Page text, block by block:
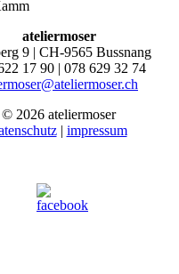
ateliermoser
9 | CH-9565 Bussnang
17 90 | 078 629 32 74
© 2026 ateliermoser
| impressum